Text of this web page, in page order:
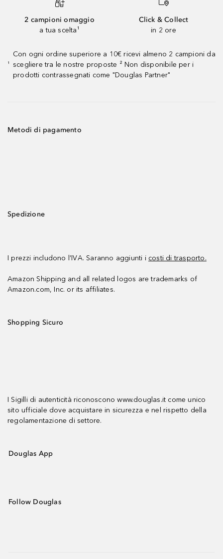
2 campioni omaggio
a tua scelta¹
Click & Collect
in 2 ore
¹
Con ogni ordine superiore a 10€ ricevi almeno 2 campioni da
scegliere tra le nostre proposte ² Non disponibile per i
prodotti contrassegnati come "Douglas Partner"
Metodi di pagamento
Spedizione
I prezzi includono l’IVA. Saranno aggiunti i costi di trasporto.
Amazon Shipping and all related logos are trademarks of
Amazon.com, Inc. or its affiliates.
Shopping Sicuro
I Sigilli di autenticità riconoscono www.douglas.it come unico
sito ufficiale dove acquistare in sicurezza e nel rispetto della
regolamentazione di settore.
Douglas App
Follow Douglas